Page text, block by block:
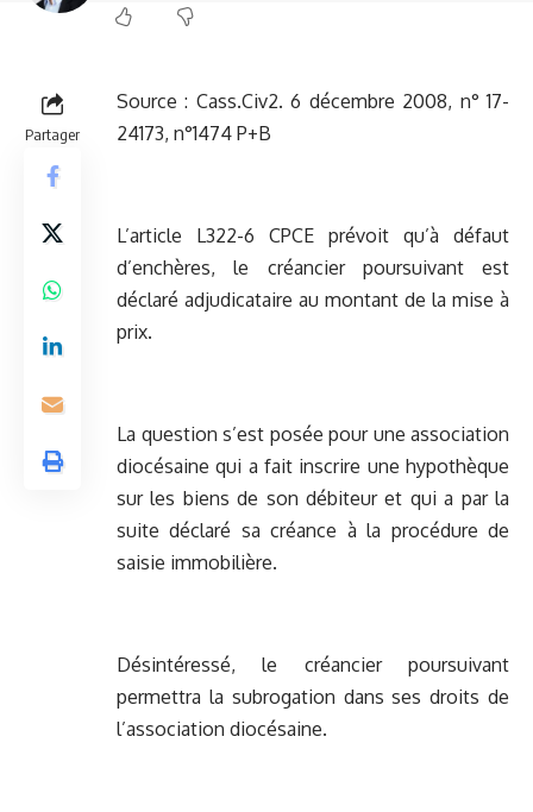
Partager
Source : Cass.Civ2. 6 décembre 2008, n° 17-
24173, n°1474 P+B
L’article L322-6 CPCE prévoit qu’à défaut
d’enchères, le créancier poursuivant est
déclaré adjudicataire au montant de la mise à
prix.
La question s’est posée pour une association
diocésaine qui a fait inscrire une hypothèque
sur les biens de son débiteur et qui a par la
suite déclaré sa créance à la procédure de
saisie immobilière.
Désintéressé, le créancier poursuivant
permettra la subrogation dans ses droits de
l’association diocésaine.